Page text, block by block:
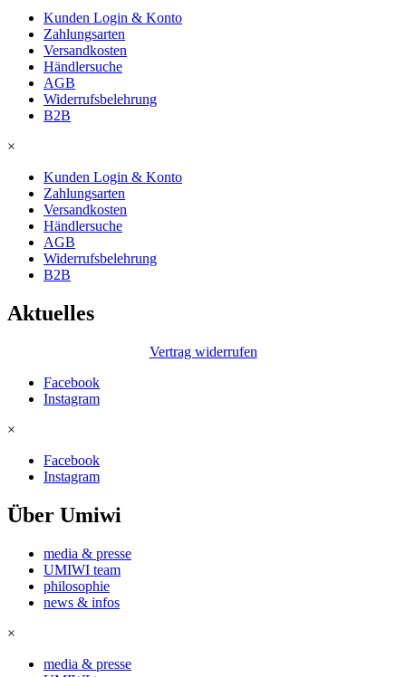
Kunden Login & Konto
Zahlungsarten
Versandkosten
Händlersuche
AGB
Widerrufsbelehrung
B2B
×
Kunden Login & Konto
Zahlungsarten
Versandkosten
Händlersuche
AGB
Widerrufsbelehrung
B2B
Aktuelles
Vertrag widerrufen
Facebook
Instagram
×
Facebook
Instagram
Über Umiwi
media & presse
UMIWI team
philosophie
news & infos
×
media & presse